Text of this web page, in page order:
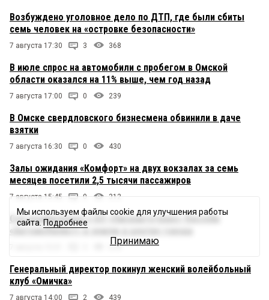
Возбуждено уголовное дело по ДТП, где были сбиты
семь человек на «островке безопасности»
7 августа 17:30 3 368
В июле спрос на автомобили с пробегом в Омской
области оказался на 11% выше, чем год назад
7 августа 17:00 0 239
В Омске свердловского бизнесмена обвинили в даче
взятки
7 августа 16:30 0 430
Залы ожидания «Комфорт» на двух вокзалах за семь
месяцев посетили 2,5 тысячи пассажиров
7 августа 15:45 0 312
Суд конфисковал у АО «Омскавтотранс» бассейн
«Автомобилист» и землю в центре города
578
Генеральный директор покинул женский волейбольный
клуб «Омичка»
7 августа 14:00 2 439
Мы используем файлы cookie для улучшения работы
сайта. Подробнее
Принимаю